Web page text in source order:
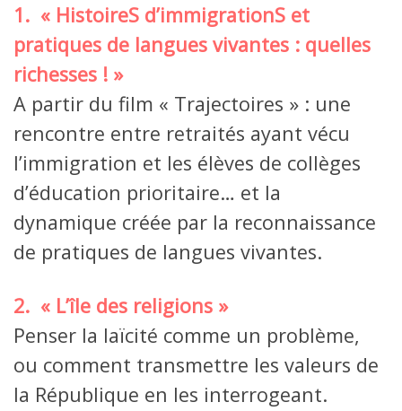
1. « HistoireS d’immigrationS et
pratiques de langues vivantes : quelles
richesses ! »
A partir du film « Trajectoires » : une
rencontre entre retraités ayant vécu
l’immigration et les élèves de collèges
d’éducation prioritaire… et la
dynamique créée par la reconnaissance
de pratiques de langues vivantes.
2. « L’île des religions »
Penser la laïcité comme un problème,
ou comment transmettre les valeurs de
la République en les interrogeant.